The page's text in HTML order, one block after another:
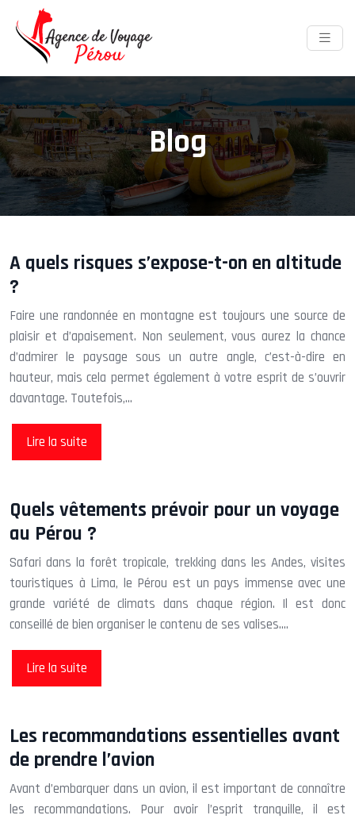
Blog
A quels risques s’expose-t-on en altitude
?
Faire une randonnée en montagne est toujours une source de
plaisir et d’apaisement. Non seulement, vous aurez la chance
d’admirer le paysage sous un autre angle, c’est-à-dire en
hauteur, mais cela permet également à votre esprit de s’ouvrir
davantage. Toutefois,…
Lire la suite
Quels vêtements prévoir pour un voyage
au Pérou ?
Safari dans la forêt tropicale, trekking dans les Andes, visites
touristiques à Lima, le Pérou est un pays immense avec une
grande variété de climats dans chaque région. Il est donc
conseillé de bien organiser le contenu de ses valises….
Lire la suite
Les recommandations essentielles avant
de prendre l’avion
Avant d’embarquer dans un avion, il est important de connaître
les recommandations. Pour avoir l’esprit tranquille, il est